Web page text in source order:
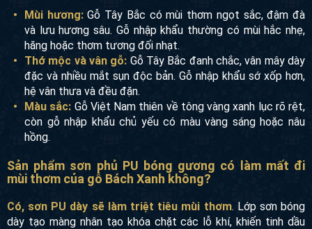
Mùi hương:Gỗ Tây Bắc có mùi thơm ngọt sắc, đậm đà
và lưu hương sâu. Gỗ nhập khẩu thường có mùi hắc nhẹ,
hăng hoặc thơm tương đối nhạt.
Thớ mộc và vân gỗ: Gỗ Tây Bắc đanh chắc, vân mây dày
đặc và nhiều mắt sụn độc bản. Gỗ nhập khẩu sớ xốp hơn,
hệ vân thưa và đều đặn.
Màu sắc: Gỗ Việt Nam thiên về tông vàng xanh lục rõ rệt,
còn gỗ nhập khẩu chủ yếu có màu vàng sáng hoặc nâu
hồng.
Sản phẩm sơn phủ PU bóng gương có làm mất đi
mùi thơm của gỗ Bách Xanh không?
Có, sơn PU dày sẽ làm triệt tiêu mùi thơm. Lớp sơn bóng
dày tạo màng nhân tạo khóa chặt các lỗ khí, khiến tinh dầu